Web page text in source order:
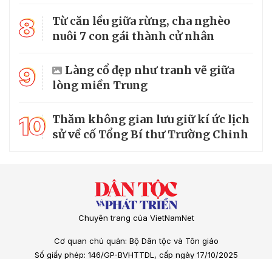
8
Từ căn lều giữa rừng, cha nghèo
nuôi 7 con gái thành cử nhân
9
Làng cổ đẹp như tranh vẽ giữa
lòng miền Trung
10 Thăm không gian lưu giữ kí ức lịch
sử về cố Tổng Bí thư Trường Chinh
Chuyên trang của VietNamNet
Cơ quan chủ quản: Bộ Dân tộc và Tôn giáo
Số giấy phép: 146/GP-BVHTTDL, cấp ngày 17/10/2025